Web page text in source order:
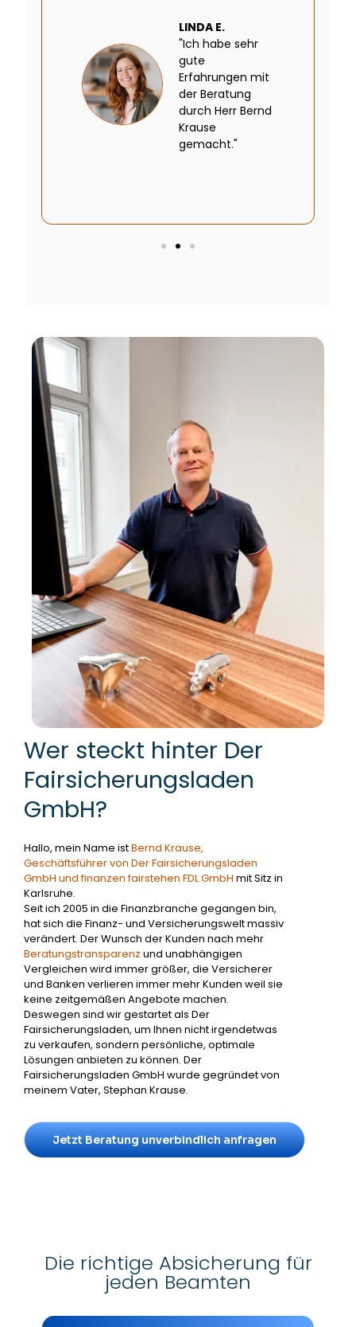
LINDA E.
"Ich habe sehr
gute
Erfahrungen mit
der Beratung
durch Herr Bernd
Krause
gemacht."
Wer steckt hinter Der
Fairsicherungsladen
GmbH?
Hallo, mein Name istBernd Krause,
Geschäftsführer von Der Fairsicherungsladen
GmbH und finanzen fairstehen FDL GmbH mit Sitz in
Karlsruhe.
Seit ich 2005 in die Finanzbranche gegangen bin,
hat sich die Finanz- und Versicherungswelt massiv
verändert. Der Wunsch der Kunden nach mehr
Beratungstransparenz und unabhängigen
Vergleichen wird immer größer, die Versicherer
und Banken verlieren immer mehr Kunden weil sie
keine zeitgemäßen Angebote machen.
Deswegen sind wir gestartet als Der
Fairsicherungsladen, um Ihnen nicht irgendetwas
zu verkaufen, sondern persönliche, optimale
Lösungen anbieten zu können. Der
Fairsicherungsladen GmbH wurde gegründet von
meinem Vater, Stephan Krause.
Jetzt Beratung unverbindlich anfragen
Die richtige Absicherung für
jeden Beamten